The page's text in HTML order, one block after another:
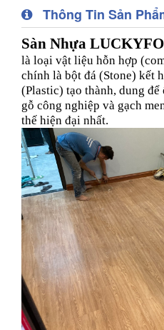
Thông Tin Sản
Sàn Nhựa
là loại vật liệu hỗn hợp
chính là bột đá (Stone) kết
(Plastic) tạo thành, dung để
gỗ công nghiệp và gạch
thế hiện đại nhất.